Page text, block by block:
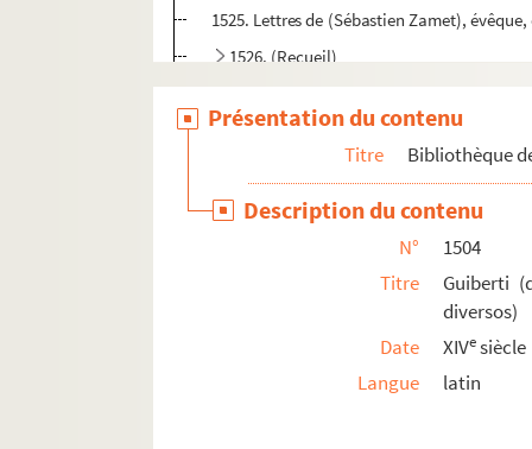
1525. Lettres de (Sébastien Zamet),
1526. (Recueil)
1527. (Incerti Summa Sermonum
1528. (Recueil)
1529. (Incerti) tractatus de Abundantia
1530. (Recueil)
1533. Memorabilium quæ in D. Aurelii
Présentation du contenu
Titre Bibliothèque
Description du contenu
N°
1504
Titre
Guiberti
diversos)
Date
XIVesiècle
Langue
latin